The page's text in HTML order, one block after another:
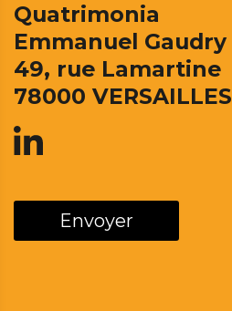
Quatrimonia
Emmanuel Gaudry
49, rue Lamartine
78000 VERSAILLES